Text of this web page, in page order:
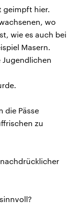
geimpft hier.
wo
wie es auch bei
Masern.
Jugendlichen
die Pässe
zu